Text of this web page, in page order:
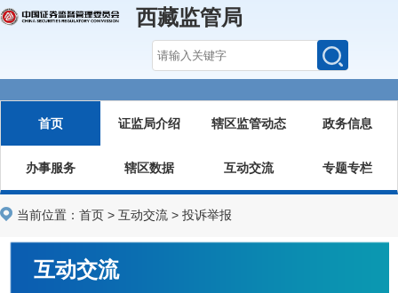
西藏监管局
首页 证监局介绍 辖区监管动态 政务信息
办事服务 辖区数据 互动交流 专题专栏
当前位置： 首页 > 互动交流 > 投诉举报
互动交流